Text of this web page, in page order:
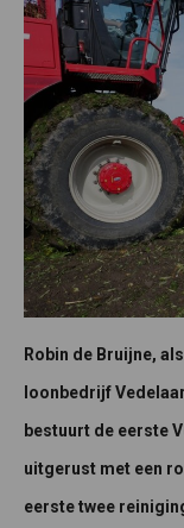
Robin de Bruijne,
loonbedrijf
bestuurt de eerste
uitgerust met een
eerste twee